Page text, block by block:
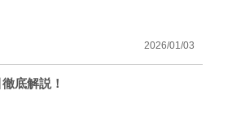
2026/01/03
底解説！